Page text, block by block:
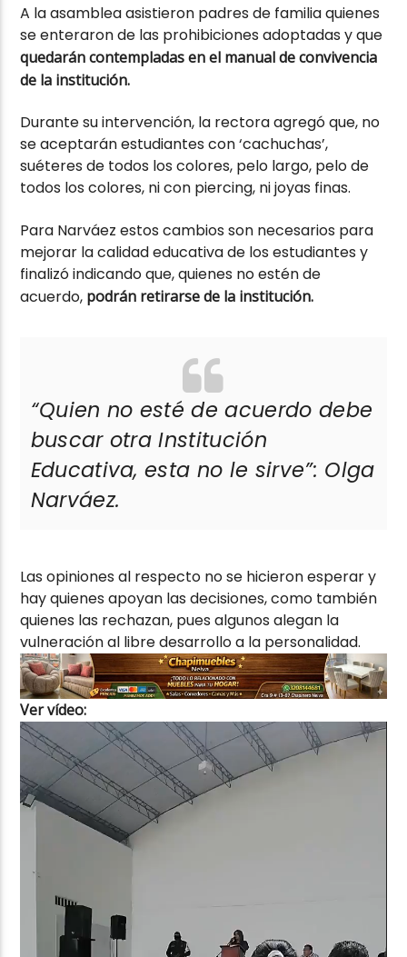
A la asamblea asistieron padres de familia quienes
se enteraron de las prohibiciones adoptadas y que
quedarán contempladas en el manual de convivencia
de la institución.
Durante su intervención, la rectora agregó que, no
se aceptarán estudiantes con ‘cachuchas’,
suéteres de todos los colores, pelo largo, pelo de
todos los colores, ni con piercing, ni joyas finas.
Para Narváez estos cambios son necesarios para
mejorar la calidad educativa de los estudiantes y
finalizó indicando que, quienes no estén de
acuerdo, podrán retirarse de la institución.
“Quien no esté de acuerdo debe
buscar otra Institución
Educativa, esta no le sirve”: Olga
Narváez.
Las opiniones al respecto no se hicieron esperar y
hay quienes apoyan las decisiones, como también
quienes las rechazan, pues algunos alegan la
vulneración al libre desarrollo a la personalidad.
Ver vídeo:
Reproductor
de
vídeo